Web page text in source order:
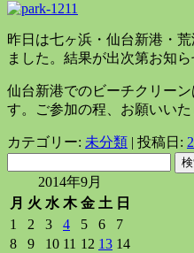
昨日は七ヶ浜・仙台新港・
ました。結果が出次第お知ら
仙台新港でのビーチクリー
す。ご参加の程、お願いいた
カテゴリー: 未分類 | 投稿日:
2014年9月
月 火 水 木 金 土 日
1
2 3 4 5 6
7
8
9 10 11 12 13 14